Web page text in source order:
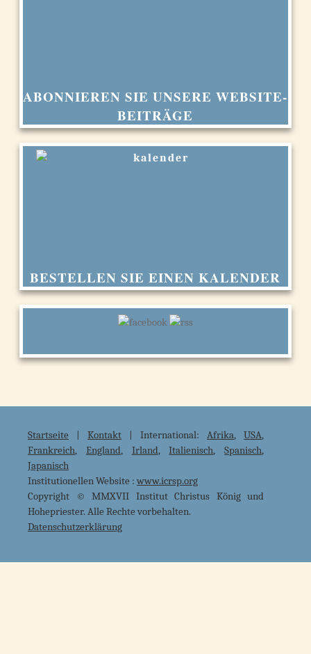
ABONNIEREN SIE UNSERE WEBSITE-
BEITRÄGE
BESTELLEN SIE EINEN KALENDER
Startseite |Kontakt | International:Afrika,USA,
Frankreich, England, Irland,Italienisch,Spanisch,
Japanisch
Institutionellen Website : www.icrsp.org
Copyright © MMXVII Institut Christus König und
Hohepriester. Alle Rechte vorbehalten.
Datenschutzerklärung